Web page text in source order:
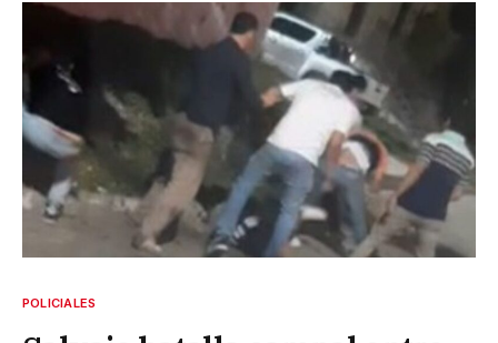
POLICIALES